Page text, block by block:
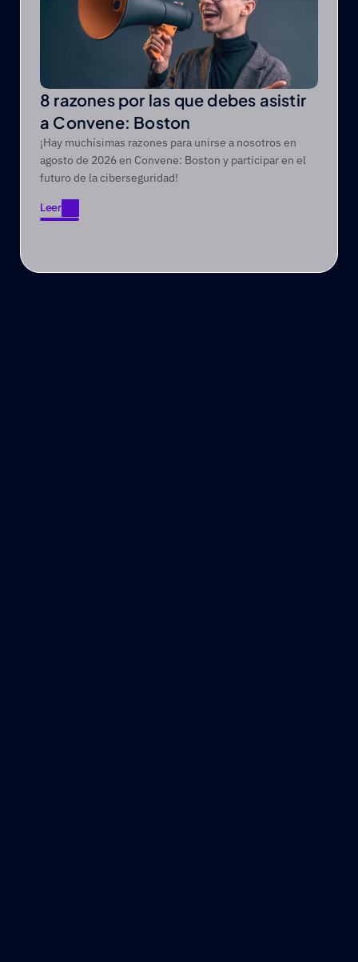
8 razones por las que debes asistir
a Convene: Boston
¡Hay muchísimas razones para unirse a nosotros en
agosto de 2026 en Convene: Boston y participar en el
futuro de la ciberseguridad!
Leer
Leer